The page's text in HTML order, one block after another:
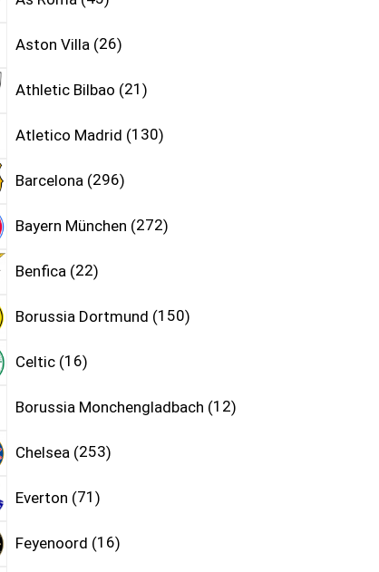
Aston Villa 26
Athletic Bilbao 21
Atletico Madrid 130
Barcelona 296
Bayern München 272
Benfica 22
Borussia Dortmund 150
Celtic 16
Borussia Monchengladbach 12
Chelsea 253
Everton 71
Feyenoord 16